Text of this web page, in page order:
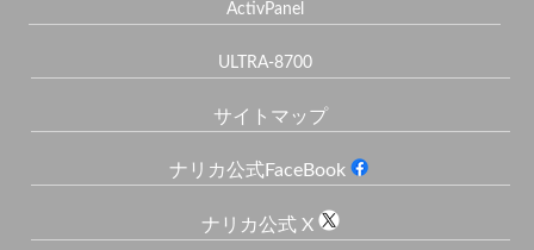
ActivPanel
ULTRA-8700
サイトマップ
ナリカ公式FaceBook
ナリカ公式 X